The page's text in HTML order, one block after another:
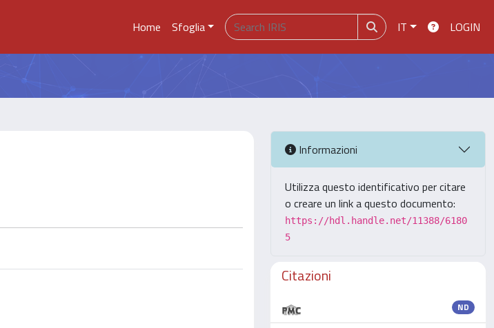
Home Sfoglia IT LOGIN
Informazioni
Utilizza questo identificativo per citare
o creare un link a questo documento:
https://hdl.handle.net/11388/6180
5
Citazioni
ND